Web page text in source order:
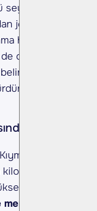
sürdürüyor.”
jeopolitik
hisseleri üzerinde
dile getiren
ortamında
önerdi.
sınırlı
Madenler
fiyatı %0,5
Akyoldaş,